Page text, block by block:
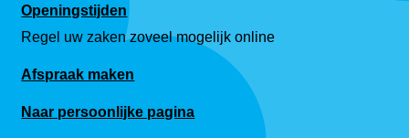
Openingstijden
Regel uw zaken zoveel mogelijk online
Afspraak maken
Naar persoonlijke pagina